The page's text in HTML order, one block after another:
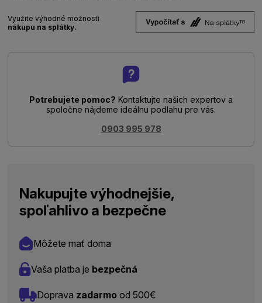
Využite výhodné možnosti
nákupu na splátky.
Potrebujete pomoc? Kontaktujte našich expertov a
spoločne nájdeme ideálnu podlahu pre vás.
0903 995 978
Nakupujte výhodnejšie,
spoľahlivo a bezpečne
Môžete mať doma
Vaša platba je bezpečná
Doprava zadarmo od 500€